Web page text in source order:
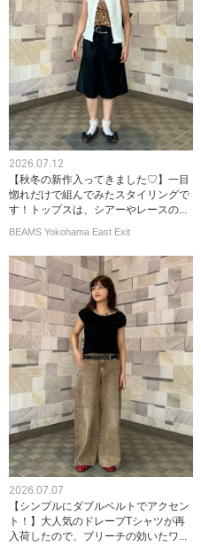
2026.07.12
【秋冬の新作入ってきました♡】一目
惚れだけで組んでみたスタイリングで
す！トップスは、シアーやレースの...
BEAMS Yokohama East Exit
2026.07.07
【シンプルにダブルベルトでアクセン
ト！】大人気のドレープTシャツが再
入荷したので、ブリーチの効いたワ...